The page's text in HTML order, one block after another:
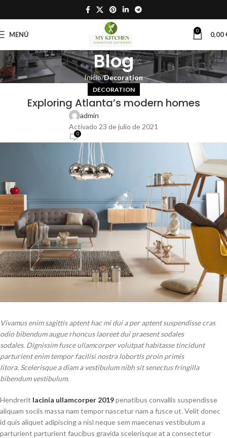
MENÚ 0 0,00
Blog
Inicio Decoration
DECORATION
Exploring Atlanta’s modern homes
admin
Activado 23 de julio de 2021
0
Vivamus enim sagittis aptent hac mi dui a per aptent suspendisse cras
odio bibendum augue rhoncus laoreet dui praesent sodales
sodales. Dignissim fusce ullamcorper volutpat habitasse tincidunt
parturient enim tempor facilisi nostra lobortis proin primis
litora. Scelerisque a diam a vestibulum nibh sit senectus fringilla
bibendum vestibulum.
Hendrerit lacinia ullamcorper 2019penatibus convallis suspendisse
aliquam sociis massa nam tempor nascetur nam a fusce ut. Velit donec
id quis aliquet adipiscing a nisl neque sem maecenas vestibulum a
parturient parturient faucibus gravida scelerisque at a consectetur